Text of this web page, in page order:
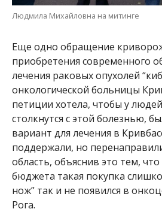
Людмила Михайловна на митинге
Еще одно обращение
приобретения современного
лечения раковых опухолей
онкологической больницы
петиции хотела, чтобы у
столкнутся с этой болезнью,
вариант для лечения в
поддержали, но
область, объяснив это тем, что
бюджета такая покупка
нож” так и не появился в
Рога.